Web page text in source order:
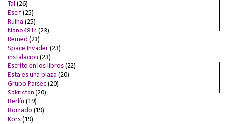
Tal (26)
Escif (25)
Ruina (25)
Nano4814 (23)
Remed (23)
Space Invader (23)
instalacion (23)
Escrito en los libros (22)
Esta es una plaza (20)
Grupo Parsec (20)
Sakristan (20)
Berlín (19)
Borrado (19)
Kors (19)